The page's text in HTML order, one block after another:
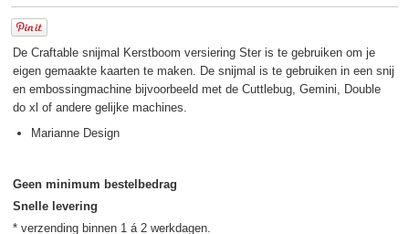
De Craftable snijmal Kerstboom versiering Ster is te gebruiken om je
eigen gemaakte kaarten te maken. De snijmal is te gebruiken in een snij
en embossingmachine bijvoorbeeld met de Cuttlebug, Gemini, Double
do xl of andere gelijke machines.
Marianne Design
Geen minimum bestelbedrag
Snelle levering